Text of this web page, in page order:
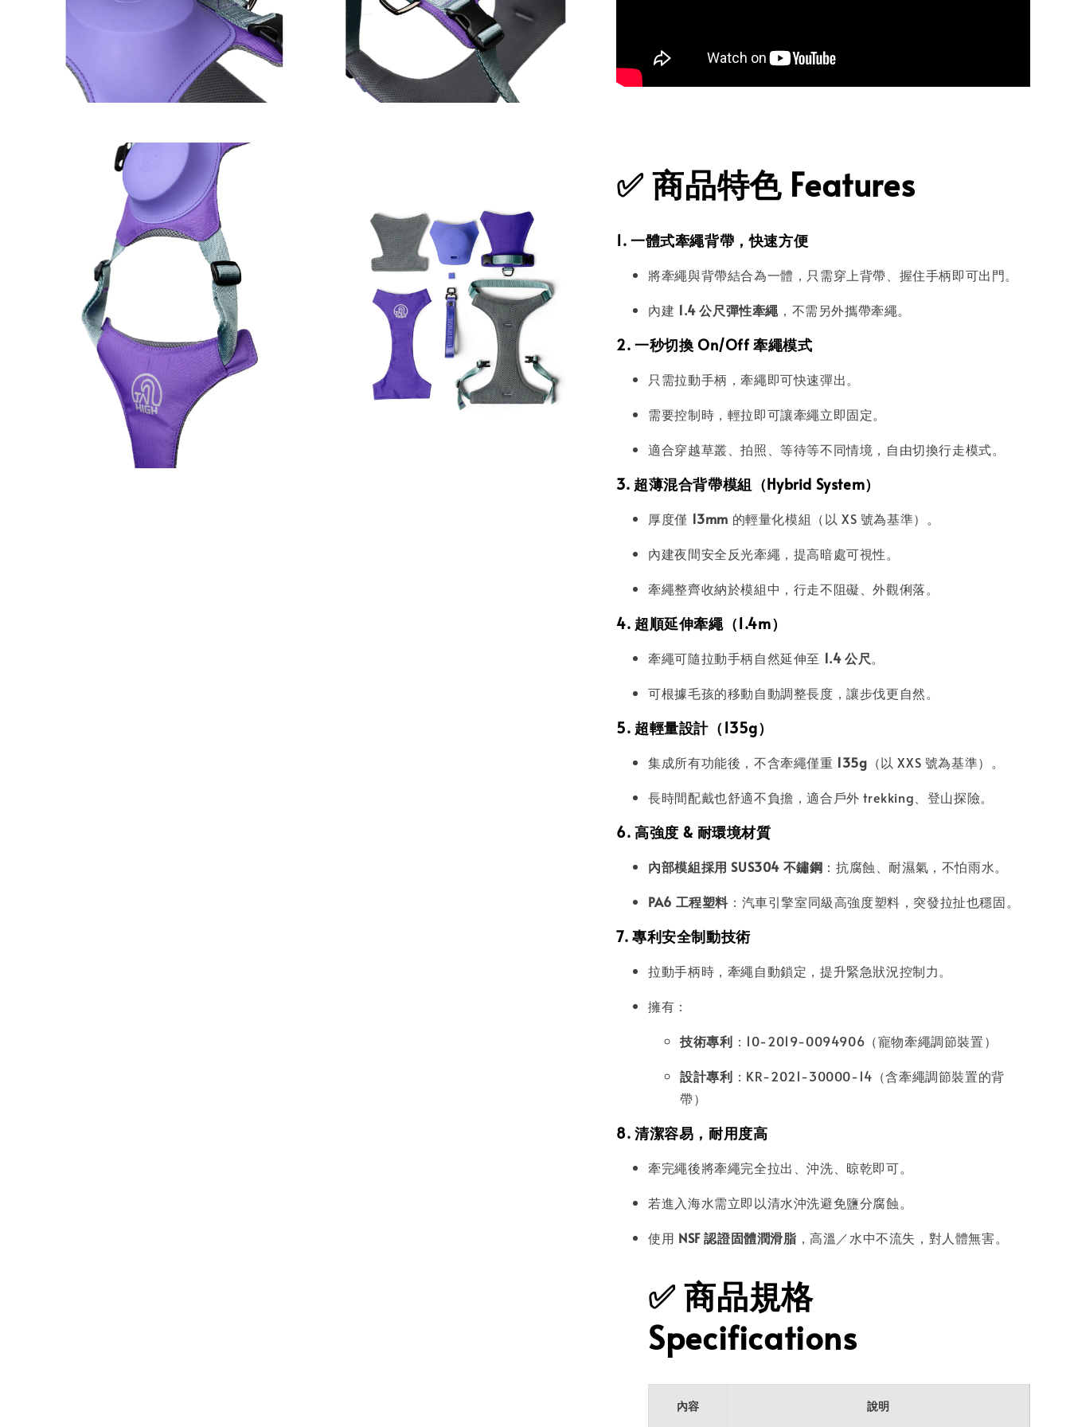
✅商品特色 Features
1. 一體式牽繩背帶，快速方便
將牽繩與背帶結合為一體，只需穿上背帶、握住手柄即可出門。
內建 1.4 公尺彈性牽繩 ，不需另外攜帶牽繩。
2. 一秒切換 On/Off 牽繩模式
只需拉動手柄，牽繩即可快速彈出。
需要控制時，輕拉即可讓牽繩立即固定。
適合穿越草叢、拍照、等待等不同情境，自由切換行走模式。
3. 超薄混合背帶模組（Hybrid System）
厚度僅 13mm 的輕量化模組（以 XS 號為基準）。
內建夜間安全反光牽繩，提高暗處可視性。
牽繩整齊收納於模組中，行走不阻礙、外觀俐落。
4. 超順延伸牽繩（1.4m）
牽繩可隨拉動手柄自然延伸至 1.4 公尺。
可根據毛孩的移動自動調整長度，讓步伐更自然。
5. 超輕量設計（135g）
集成所有功能後，不含牽繩僅重 135g （以 XXS 號為基準）。
長時間配戴也舒適不負擔，適合戶外 trekking、登山探險。
6. 高強度 & 耐環境材質
內部模組採用 SUS304 不鏽鋼 ：抗腐蝕、耐濕氣，不怕雨水。
PA6 工程塑料 ：汽車引擎室同級高強度塑料，突發拉扯也穩固。
7. 專利安全制動技術
拉動手柄時，牽繩自動鎖定，提升緊急狀況控制力。
擁有：
技術專利 ：10-2019-0094906（寵物牽繩調節裝置）
設計專利 ：KR-2021-30000-14（含牽繩調節裝置的背
帶）
8. 清潔容易，耐用度高
牽完繩後將牽繩完全拉出、沖洗、晾乾即可。
若進入海水需立即以清水沖洗避免鹽分腐蝕。
使用 NSF 認證固體潤滑脂 ，高溫／水中不流失，對人體無害。
✅商品規格
Specifications
內容 說明